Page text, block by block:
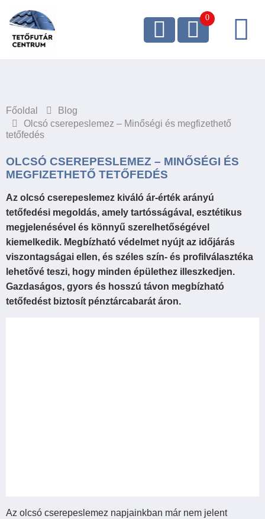
Főoldal
Blog
Olcsó cserepeslemez – Minőségi és megfizethető
tetőfedés
OLCSÓ CSEREPESLEMEZ – MINŐSÉGI ÉS
MEGFIZETHETŐ TETŐFEDÉS
Az olcsó cserepeslemez kiváló ár-érték arányú
tetőfedési megoldás, amely tartósságával, esztétikus
megjelenésével és könnyű szerelhetőségével
kiemelkedik. Megbízható védelmet nyújt az időjárás
viszontagságai ellen, és széles szín- és profilválasztéka
lehetővé teszi, hogy minden épülethez illeszkedjen.
Gazdaságos, gyors és hosszú távon megbízható
tetőfedést biztosít pénztárcabarát áron.
Az olcsó cserepeslemez napjainkban már nem jelent